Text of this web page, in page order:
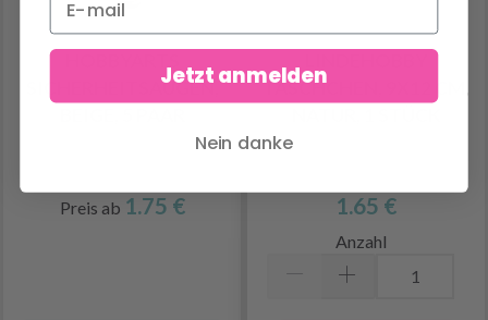
SICHERHEITSAUGEN,
Preis ab 1.75 €
TÄSCHCHEN, 9X12 CM,
1.65 €
Anzahl
Jetzt anmelden
Nein danke